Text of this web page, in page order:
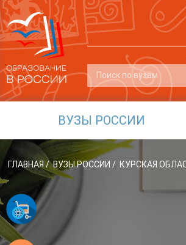
ВУЗЫ РОССИИ
ГЛАВНАЯ / ВУЗЫ РОССИИ / КУРСКАЯ